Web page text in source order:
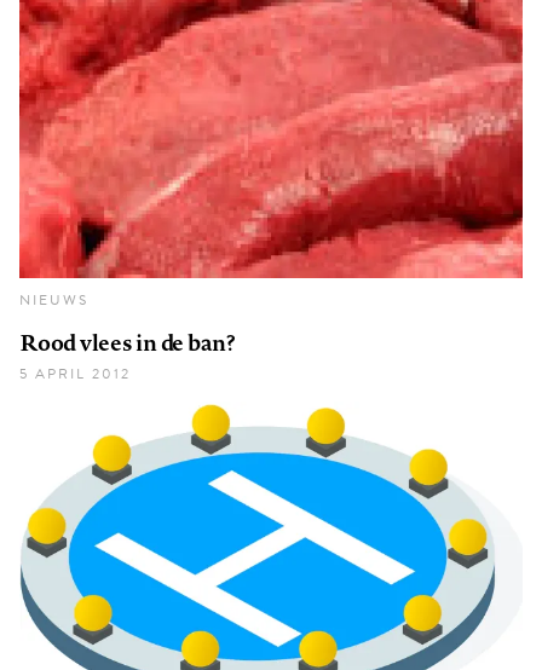
NIEUWS
Rood vlees in de ban?
5 APRIL 2012